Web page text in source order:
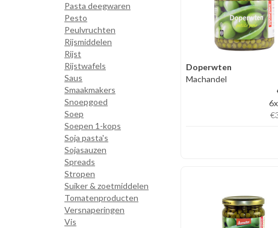
Pasta deegwaren
Pesto
Peulvruchten
Rijsmiddelen
Rijst
Rijstwafels
Saus
Smaakmakers
Snoepgoed
Soep
Soepen 1-kops
Soja pasta's
Sojasauzen
Spreads
Stropen
Suiker & zoetmiddelen
Tomatenproducten
Versnaperingen
Vis
Doperwten
Machandel